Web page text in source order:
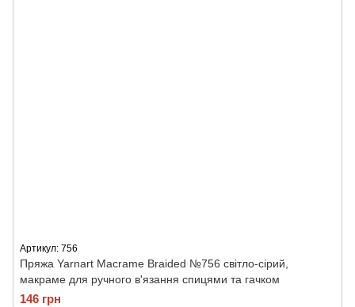
Артикул: 756
Пряжа Yarnart Macrame Braided №756 світло-сірий,
макраме для ручного в'язання спицями та гачком
146 грн